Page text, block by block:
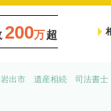
200万超
岩出市 遺産相続 司法書士